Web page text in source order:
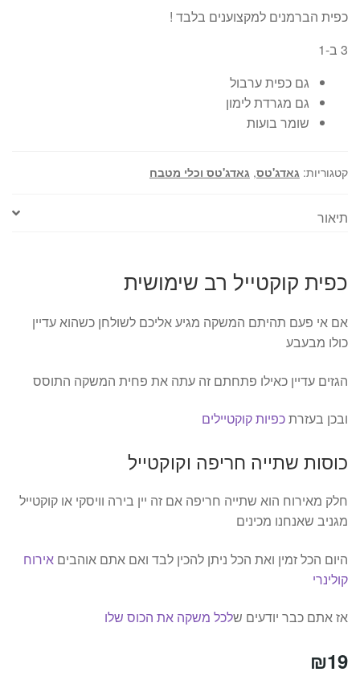
כפית הברמנים למקצוענים בלבד !
3 ב-1
גם כפית ערבול
גם מגרדת לימון
שומר בועות
קטגוריות: גאדג'טס, גאדג'טס וכלי מטבח
תיאור
כפית קוקטייל רב שימושית
אם אי פעם תהיתם המשקה מגיע אליכם לשולחן כשהוא עדיין
כולו מבעבע
הגזים עדיין כאילו פתחתם זה עתה את פחית המשקה התוסס
ובכן בעזרתכפיות קוקטיילים
כוסות שתייה חריפה וקוקטייל
חלק מאירוח הוא שתייה חריפה אם זה יין בירה וויסקי או קוקטייל
מגניב שאנחנו מכינים
היום הכל זמין ואת הכל ניתן להכין לבד ואם אתם אוהבים אירוח
קולינרי
אז אתם כבר יודעים שלכל משקה את הכוס שלו
₪19